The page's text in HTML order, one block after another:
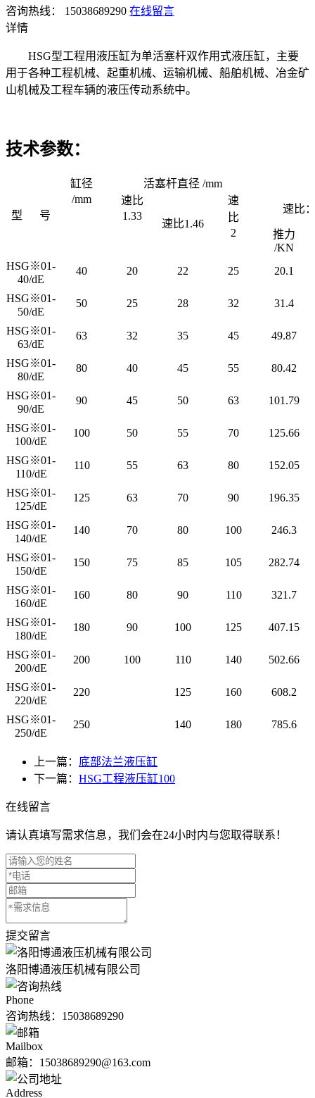
咨询热线： 15038689290 在线留言
详情
HSG型工程用液压缸为单活塞杆双作用式液压缸，主要
用于各种工程机械、起重机械、运输机械、船舶机械、冶金矿
山机械及工程车辆的液压传动系统中。
技术参数：
型 号
缸径 活塞杆直径 /mm
/mm
速比
速比1.46
速
速比
1.33
比
2
推力
/KN
HSG※01-
40/dE
40 20 22 25 20.1
HSG※01-
50/dE
50 25 28 32 31.4
HSG※01-
63/dE
63 32 35 45 49.87
HSG※01-
80/dE
80 40 45 55 80.42
HSG※01-
90/dE
90 45 50 63 101.79
HSG※01-
100/dE
100 50 55 70 125.66
HSG※01-
110/dE
110 55 63 80 152.05
HSG※01-
125/dE
125 63 70 90 196.35
HSG※01-
140/dE
140 70 80 100 246.3
HSG※01-
150/dE
150 75 85 105 282.74
HSG※01-
160/dE
160 80 90 110 321.7
HSG※01-
180/dE
180 90 100 125 407.15
HSG※01-
200/dE
200 100 110 140 502.66
HSG※01-
220/dE
220 125 160 608.2
HSG※01-
250/dE
250 140 180 785.6
上一篇： 底部法兰液压缸
下一篇： HSG工程液压缸100
在线留言
请认真填写需求信息，我们会在24小时内与您取得联系！
提交留言
洛阳博通液压机械有限公司
Phone
咨询热线： 15038689290
Mailbox
邮箱：15038689290@163.com
Address